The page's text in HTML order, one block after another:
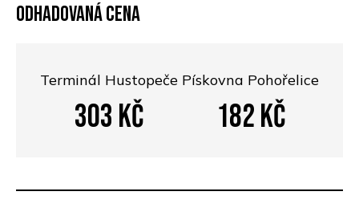
Odhadovaná cena
Terminál Hustopeče
303 Kč
Pískovna Pohořelice
182Kč